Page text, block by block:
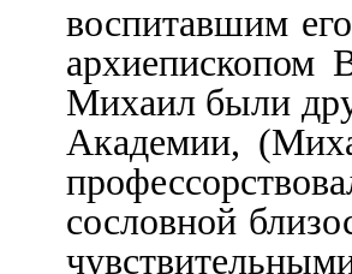
воспитавшим
Михаил были
Академии,
сословной